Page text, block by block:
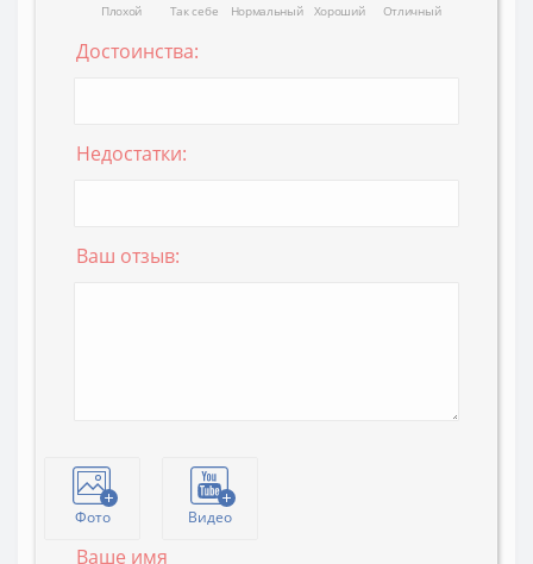
Плохой Так себе Нормальный Хороший Отличный
Достоинства:
Недостатки:
Ваш отзыв:
Фото Видео
Ваше имя